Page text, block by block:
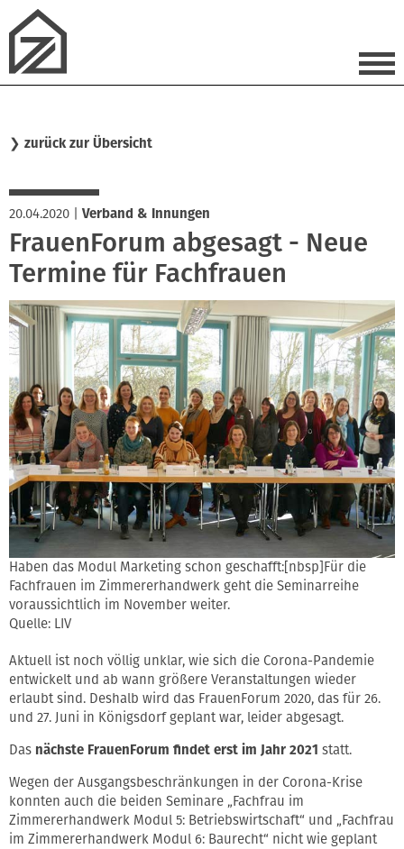
❯ zurück zur Übersicht
20.04.2020 Verband & Innungen
FrauenForum abgesagt - Neue
Termine für Fachfrauen
Haben das Modul Marketing schon geschafft:[nbsp]Für die
Fachfrauen im Zimmererhandwerk geht die Seminarreihe
voraussichtlich im November weiter.
Quelle: LIV
Aktuell ist noch völlig unklar, wie sich die Corona-Pandemie
entwickelt und ab wann größere Veranstaltungen wieder
erlaubt sind. Deshalb wird das FrauenForum 2020, das für 26.
und 27. Juni in Königsdorf geplant war, leider abgesagt.
Das nächste FrauenForum findet erst im Jahr 2021 statt.
Wegen der Ausgangsbeschränkungen in der Corona-Krise
konnten auch die beiden Seminare „Fachfrau im
Zimmererhandwerk Modul 5: Betriebswirtschaft“ und „Fachfrau
im Zimmererhandwerk Modul 6: Baurecht“ nicht wie geplant